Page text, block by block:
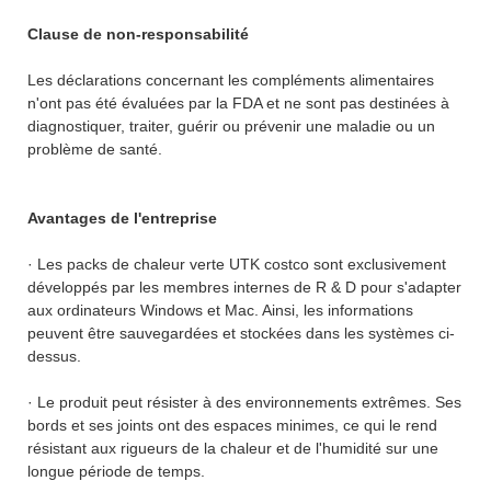
Clause de non-responsabilité
Les déclarations concernant les compléments alimentaires
n'ont pas été évaluées par la FDA et ne sont pas destinées à
diagnostiquer, traiter, guérir ou prévenir une maladie ou un
problème de santé.
Avantages de l'entreprise
· Les packs de chaleur verte UTK costco sont exclusivement
développés par les membres internes de R & D pour s'adapter
aux ordinateurs Windows et Mac. Ainsi, les informations
peuvent être sauvegardées et stockées dans les systèmes ci-
dessus.
· Le produit peut résister à des environnements extrêmes. Ses
bords et ses joints ont des espaces minimes, ce qui le rend
résistant aux rigueurs de la chaleur et de l'humidité sur une
longue période de temps.